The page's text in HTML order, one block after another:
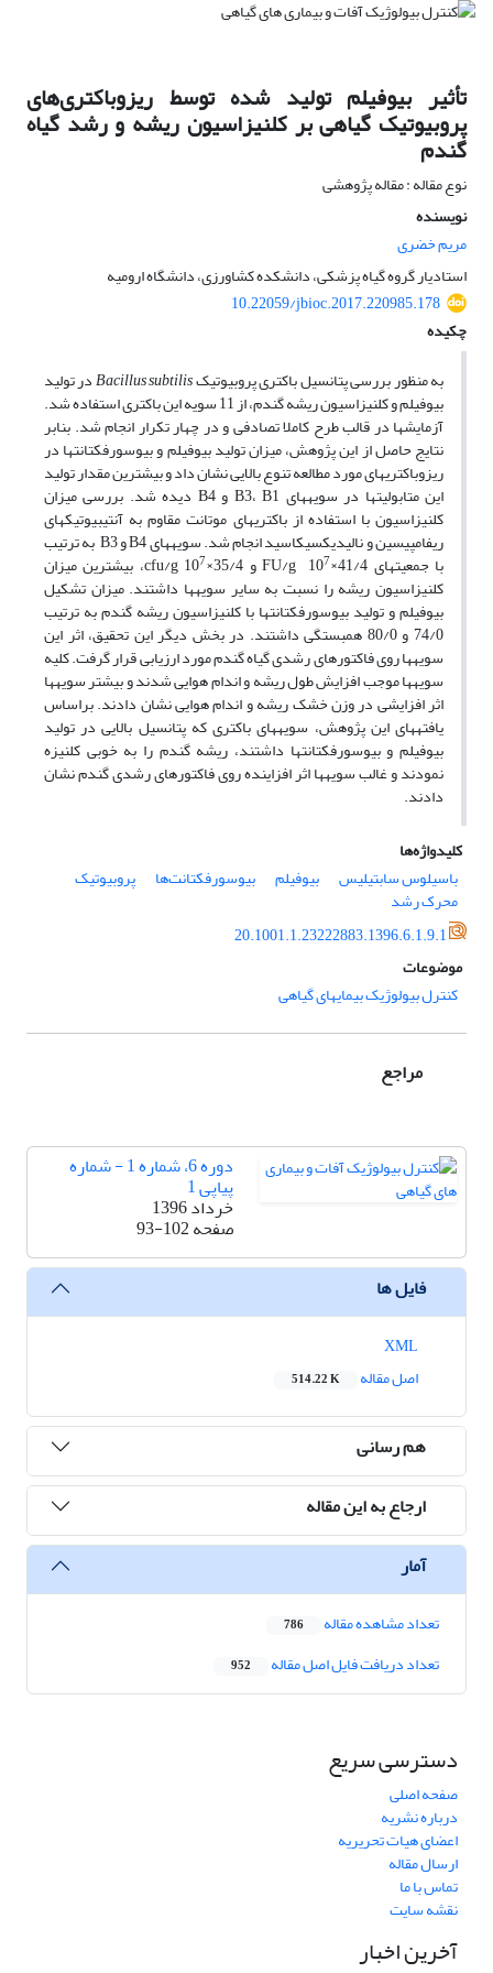
تأثیر بیوفیلم تولید شده توسط ریزوباکتری‌های
پروبیوتیک گیاهی بر کلنیزاسیون ریشه و رشد گیاه
گندم
نوع مقاله : مقاله پژوهشی
نویسنده
مریم خضری
استادیار گروه گیاه پزشکی، دانشکده کشاورزی، دانشگاه ارومیه
10.22059/jbioc.2017.220985.178
چکیده
به منظور بررسی پتانسیل باکتری پروبیوتیکBacillus subtilisدر تولید
بیوفیلم و کلنیزاسیون ریشه گندم، از 11 سویه این باکتری استفاده شد.
آزمایش­ها در قالب طرح کاملا تصادفی و در چهار تکرار انجام شد. بنابر
نتایج حاصل از این پژوهش، میزان تولید بیوفیلم و بیوسورفکتانت­ها در
ریزوباکتری­های مورد مطالعه تنوع بالایی نشان داد و بیشترین مقدار تولید
این متابولیت­ها در سویه­های B3، B1 و B4 دیده شد. بررسی میزان
کلنیزاسیون با استفاده از باکتری­های موتانت مقاوم به آنتی­بیوتیک­های
ریفامپی­سین و نالیدیکسیک­اسید انجام شد. سویه­های B4 و B3 به ترتیب
با جمعیت­های FU/g 10 7×41/4 و cfu/g 10 7 ×35/4، بیشترین میزان
کلنیزاسیون ریشه را نسبت به سایر سویه­ها داشتند. میزان تشکیل
بیوفیلم و تولید بیوسورفکتانت­ها با کلنیزاسیون ریشه گندم به ترتیب
74/0 و 80/0 همبستگی داشتند. در بخش دیگر این تحقیق، اثر این
سویه­ها روی فاکتورهای رشدی گیاه گندم مورد ارزیابی قرار گرفت. کلیه
سویه­ها موجب افزایش طول ریشه و اندام هوایی شدند و بیشتر سویه­ها
اثر افزایشی در وزن خشک ریشه و اندام هوایی نشان دادند. براساس
یافته­های این پژوهش، سویه­های باکتری که پتانسیل بالایی در تولید
بیوفیلم و بیوسورفکتانت­ها داشتند، ریشه گندم را به خوبی کلنیزه
نمودند و غالب سویه­ها اثر افزاینده روی فاکتورهای رشدی گندم نشان
دادند.
کلیدواژه‌ها
باسیلوس سابتیلیس
بیوفیلم بیوسورفکتانت‌ها پروبیوتیک
محرک رشد
20.1001.1.23222883.1396.6.1.9.1
موضوعات
کنترل بیولوژیک بیمایهای گیاهی
مراجع
دوره 6، شماره 1 - شماره
پیاپی 1
خرداد 1396
صفحه93-102
فایل ها
اصل مقاله
514.22 K
هم رسانی
ارجاع به این مقاله
آمار
تعداد مشاهده مقاله 786
تعداد دریافت فایل اصل مقاله 952
دسترسی سریع
صفحه اصلی
درباره نشریه
اعضای هیات تحریریه
ارسال مقاله
تماس با ما
نقشه سایت
آخرین اخبار